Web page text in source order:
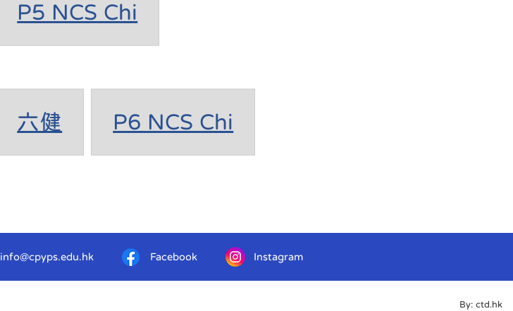
P5 NCS Chi
六健 P6 NCS Chi
info@cpyps.edu.hk Facebook Instagram
By: ctd.hk